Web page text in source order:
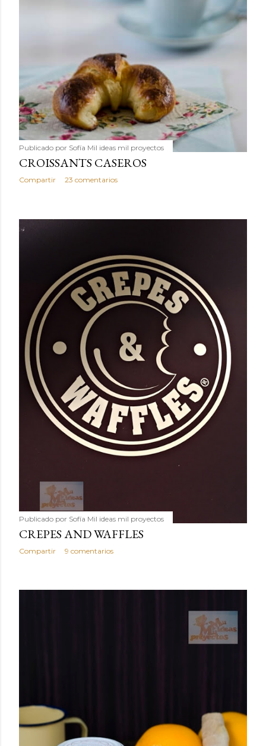
Publicado por Sofía Mil ideas mil proyectos
CROISSANTS CASEROS
Compartir 23 comentarios
Publicado por Sofía Mil ideas mil proyectos
CREPES AND WAFFLES
Compartir 9 comentarios